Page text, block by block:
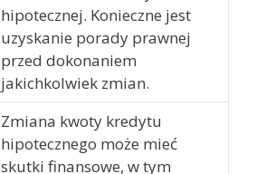
hipotecznej. Konieczne jest
uzyskanie porady prawnej
przed dokonaniem
jakichkolwiek zmian.
Zmiana kwoty kredytu
hipotecznego może mieć
skutki finansowe, w tym